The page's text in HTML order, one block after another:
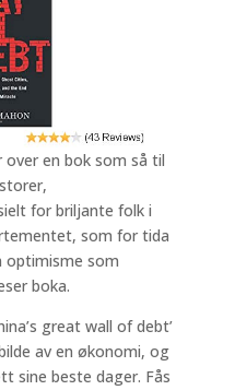
en bok som så til
for briljante folk i
som for tida
optimisme som
boka.
great wall of debt’
av en økonomi, og
sine beste dager. Fås